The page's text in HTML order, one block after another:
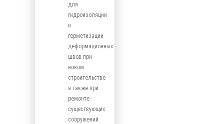
для
гидроизоляции
и
герметизации
деформационных
швов при
новом
строительстве
а также при
ремонте
существующих
сооружений.